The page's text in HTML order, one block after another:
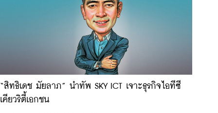
“สิทธิเดช มัยลาภ” นำทัพ SKY ICT เจาะธุรกิจไอทีซี
เคียวริตี้เอกชน